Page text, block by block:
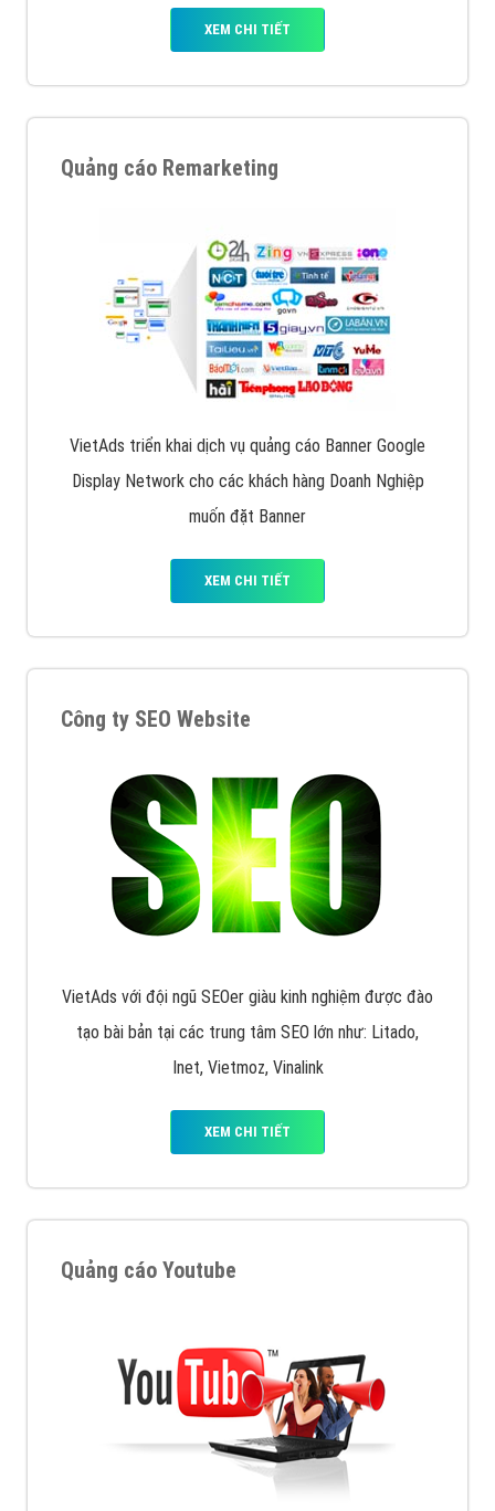
XEM CHI TIẾT
Quảng cáo Remarketing
VietAds triển khai dịch vụ quảng cáo Banner Google
Display Network cho các khách hàng Doanh Nghiệp
muốn đặt Banner
XEM CHI TIẾT
Công ty SEO Website
VietAds với đội ngũ SEOer giàu kinh nghiệm được đào
tạo bài bản tại các trung tâm SEO lớn như: Litado,
Inet, Vietmoz, Vinalink
XEM CHI TIẾT
Quảng cáo Youtube